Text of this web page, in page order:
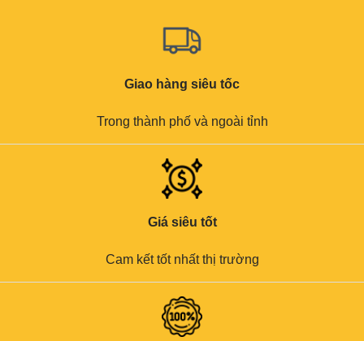
Giao hàng siêu tốc
Trong thành phố và ngoài tỉnh
Giá siêu tốt
Cam kết tốt nhất thị trường